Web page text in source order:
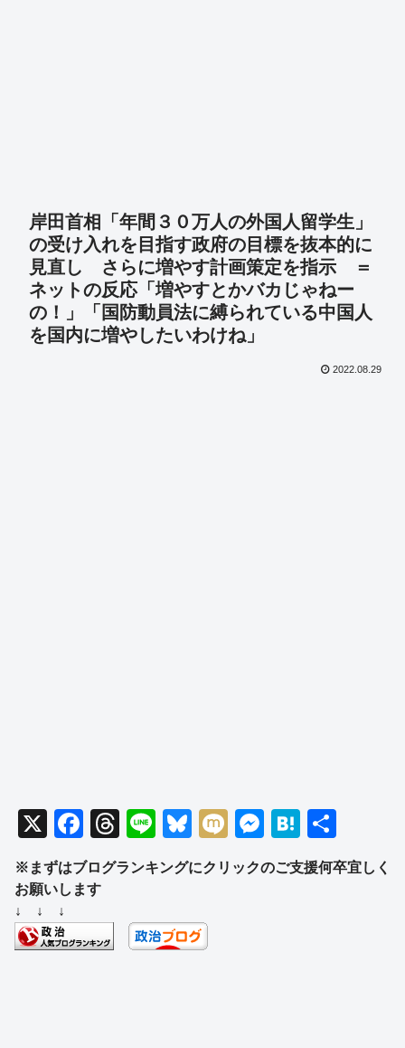
岸田首相「年間３０万人の外国人留学生」
の受け入れを目指す政府の目標を抜本的に
見直し さらに増やす計画策定を指示 ＝
ネットの反応「増やすとかバカじゃねー
の！」「国防動員法に縛られている中国人
を国内に増やしたいわけね」
2022.08.29
X
F
a
c
b
T
hr
e
d
Li
n
e
Bl
e
y
M
ixi
M
ss
H
at
e
有
※まずはブログランキングにクリックのご支援何卒宜しく
お願いします
↓ ↓ ↓